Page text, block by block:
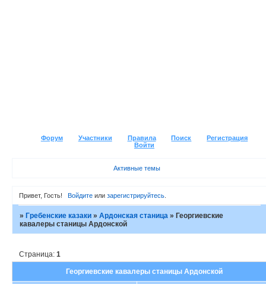
Форум Участники Правила Поиск
Регистрация
Войти
Активные темы
Привет, Гость! Войдитеили зарегистрируйтесь.
»Гребенские казаки »Ардонская станица »Георгиевские
кавалеры станицы Ардонской
Георгиевские кавалеры станицы Ардонской
Страница:1